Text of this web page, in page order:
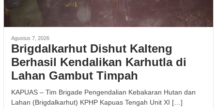
Agustus 7, 2026
Brigdalkarhut Dishut Kalteng
Berhasil Kendalikan Karhutla di
Lahan Gambut Timpah
KAPUAS – Tim Brigade Pengendalian Kebakaran Hutan dan
Lahan (Brigdalkarhut) KPHP Kapuas Tengah Unit XI […]